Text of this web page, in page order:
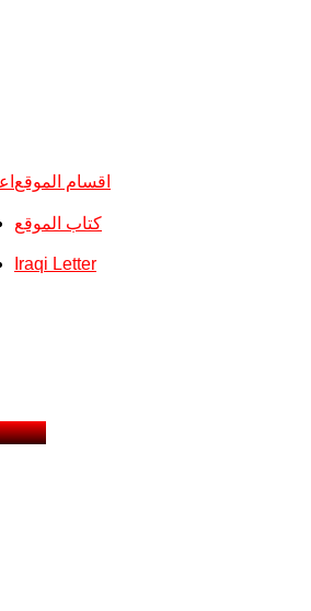
اقسام الموقع
كتاب الموقع
Iraqi Letter